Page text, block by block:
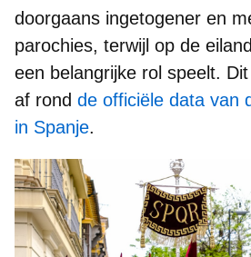
doorgaans ingetogener en
parochies, terwijl op de
een belangrijke rol speelt.
af rond de officiële data van
in Spanje.